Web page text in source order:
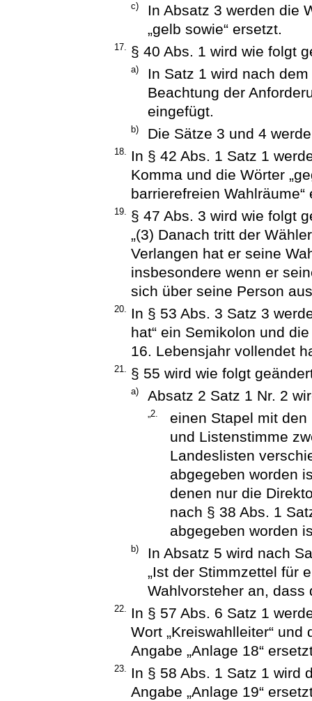
c)
In Absatz 3 werden die
„gelb sowie“ ersetzt.
17. § 40 Abs. 1 wird wie folgt
a)
In Satz 1 wird nach dem
Beachtung der
eingefügt.
b) Die Sätze 3 und 4
18. In § 42 Abs. 1 Satz 1
Komma und die Wörter
barrierefreien Wahlräume“
19. § 47 Abs. 3 wird wie folgt
„(3) Danach tritt der
Verlangen hat er seine
insbesondere wenn er
sich über seine Person
20. In § 53 Abs. 3 Satz 3
hat“ ein Semikolon und
16. Lebensjahr vollendet
21. § 55 wird wie folgt
a) Absatz 2 Satz 1 Nr. 2
„2.
einen Stapel mit
und Listenstimme
Landeslisten
abgegeben worden
denen nur die
nach § 38 Abs. 1
abgegeben worden
b)
In Absatz 5 wird nach
„Ist der Stimmzettel für
Wahlvorsteher an, dass
22. In § 57 Abs. 6 Satz 1
Wort „Kreiswahlleiter“ und
Angabe „Anlage 18“
23. In § 58 Abs. 1 Satz 1 wird
Angabe „Anlage 19“